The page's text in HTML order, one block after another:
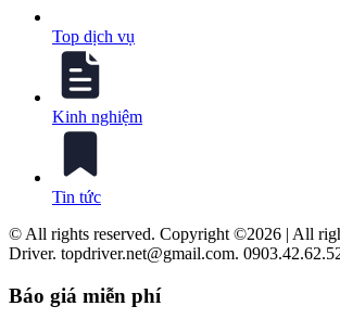
Top dịch vụ
Kinh nghiệm
Tin tức
© All rights reserved. Copyright ©2026 | All
Driver. topdriver.net@gmail.com.
Báo giá miễn phí